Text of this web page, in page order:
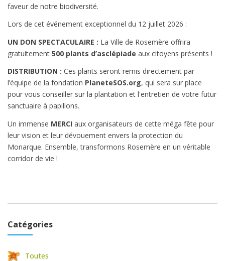
faveur de notre biodiversité.
Lors de cet événement exceptionnel du 12 juillet 2026 :
UN DON SPECTACULAIRE : La Ville de Rosemère offrira
gratuitement 500 plants d’asclépiade aux citoyens présents !
DISTRIBUTION : Ces plants seront remis directement par
l’équipe de la fondation PlaneteSOS.org, qui sera sur place
pour vous conseiller sur la plantation et l'entretien de votre futur
sanctuaire à papillons.
Un immense MERCI aux organisateurs de cette méga fête pour
leur vision et leur dévouement envers la protection du
Monarque. Ensemble, transformons Rosemère en un véritable
corridor de vie !
Catégories
Toutes